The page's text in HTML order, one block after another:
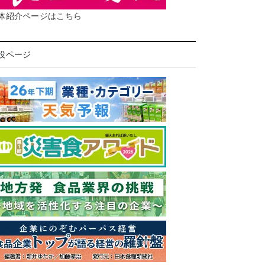
紹介ページはこちら
ページ